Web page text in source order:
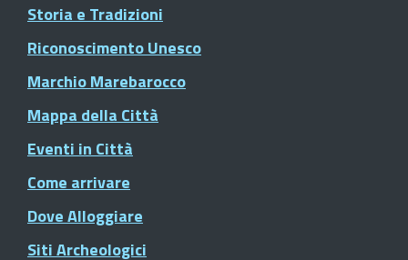
Storia e Tradizioni
Riconoscimento Unesco
Marchio Marebarocco
Mappa della Città
Eventi in Città
Come arrivare
Dove Alloggiare
Siti Archeologici